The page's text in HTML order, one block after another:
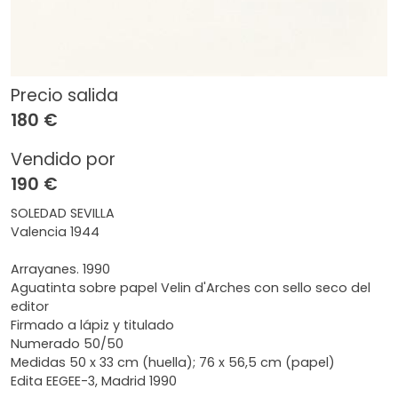
Precio salida
180 €
Vendido por
190 €
SOLEDAD SEVILLA
Valencia 1944
Arrayanes. 1990
Aguatinta sobre papel Velin d'Arches con sello seco del
editor
Firmado a lápiz y titulado
Numerado 50/50
Medidas 50 x 33 cm (huella); 76 x 56,5 cm (papel)
Edita EEGEE-3, Madrid 1990